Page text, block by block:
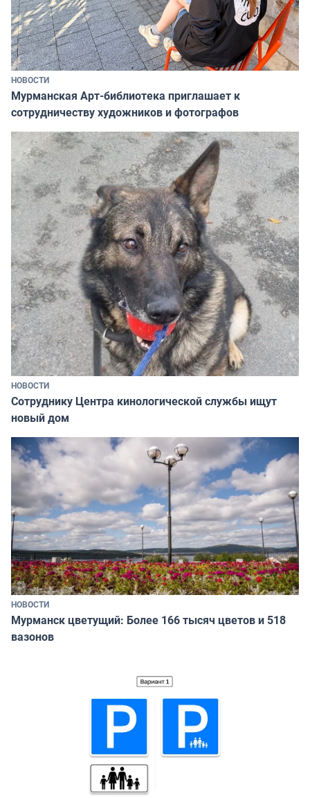
НОВОСТИ
Мурманская Арт-библиотека приглашает к
сотрудничеству художников и фотографов
НОВОСТИ
Сотруднику Центра кинологической службы ищут
новый дом
НОВОСТИ
Мурманск цветущий: Более 166 тысяч цветов и 518
вазонов